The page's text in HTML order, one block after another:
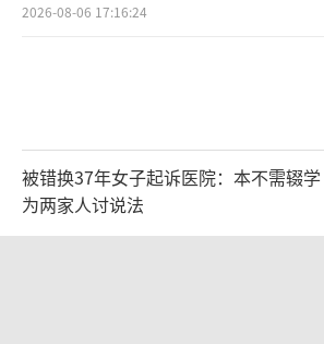
2026-08-06 17:16:24
被错换37年女子起诉医院：本不需辍学
为两家人讨说法
2026-08-06 09:27:26